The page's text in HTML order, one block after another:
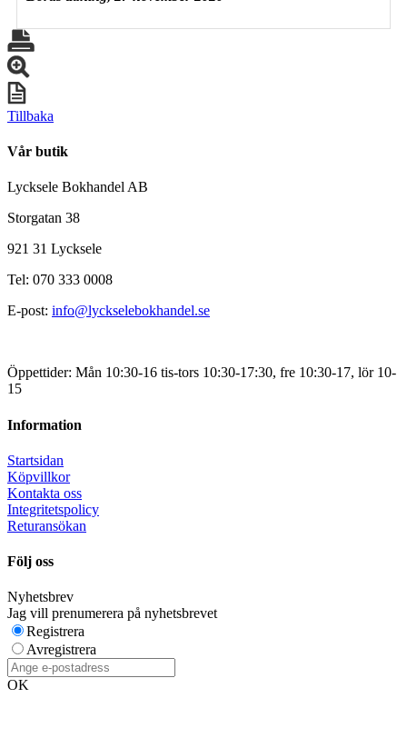
Tillbaka
Vår butik
Lycksele Bokhandel AB
Storgatan 38
921 31 Lycksele
Tel: 070 333 0008
E-post: info@lyckselebokhandel.se
Öppettider: Mån 10:30-16 tis-tors 10:30-17:30, fre 10:30-17, lör 10-
15
Information
Startsidan
Köpvillkor
Kontakta oss
Integritetspolicy
Returansökan
Följ oss
Nyhetsbrev
Jag vill prenumerera på nyhetsbrevet
Registrera
Avregistrera
OK